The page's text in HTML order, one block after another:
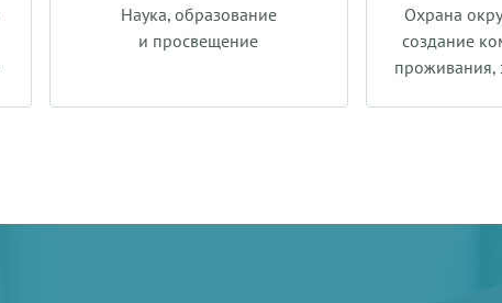
Наука, образование
и просвещение
Охрана
создание
проживания,